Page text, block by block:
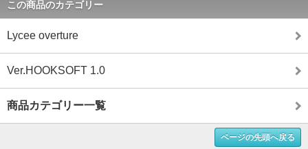
この商品のカテゴリー
Lycee overture
Ver.HOOKSOFT 1.0
商品カテゴリー一覧
ページの先頭へ戻る